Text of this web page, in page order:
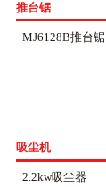
推台锯
MJ6128B推台锯
吸尘机
2.2kw吸尘器